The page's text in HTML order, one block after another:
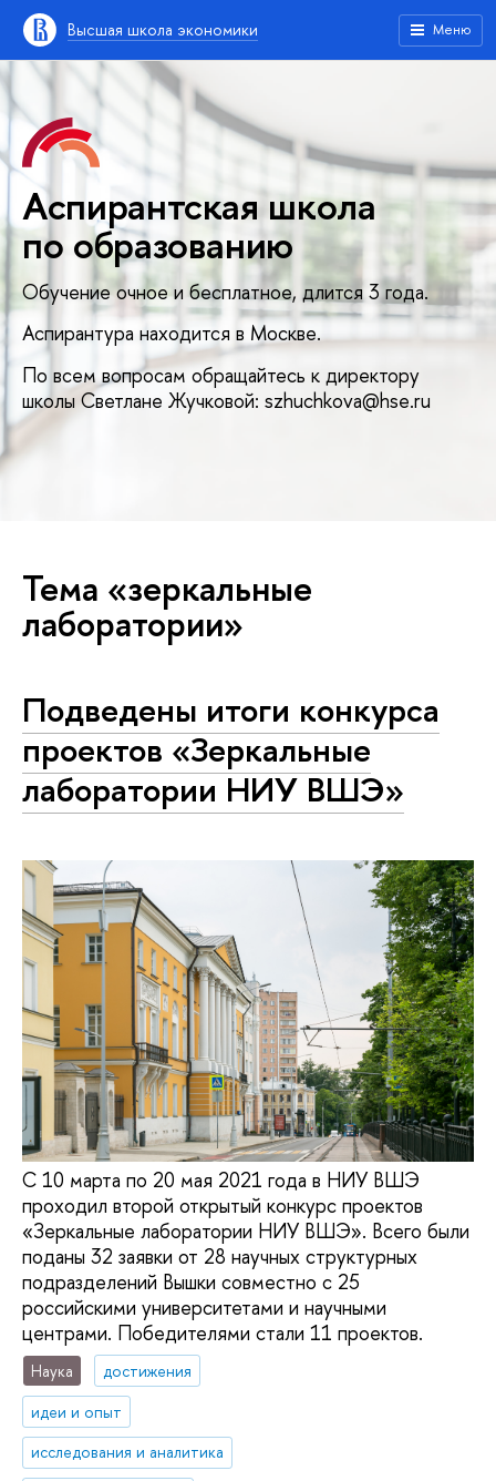
Высшая школа экономики Меню
Аспирантская школа
по образованию
Обучение очное и бесплатное, длится 3 года.
Аспирантура находится в Москве.
По всем вопросам обращайтесь к директору
школы Светлане Жучковой: szhuchkova@hse.ru
Тема «зеркальные
лаборатории»
Подведены итоги конкурса
проектов «Зеркальные
лаборатории НИУ ВШЭ»
С 10 марта по 20 мая 2021 года в НИУ ВШЭ
проходил второй открытый конкурс проектов
«Зеркальные лаборатории НИУ ВШЭ». Всего были
поданы 32 заявки от 28 научных структурных
подразделений Вышки совместно с 25
российскими университетами и научными
центрами. Победителями стали 11 проектов.
Наука
достижения
идеи и опыт
исследования и аналитика